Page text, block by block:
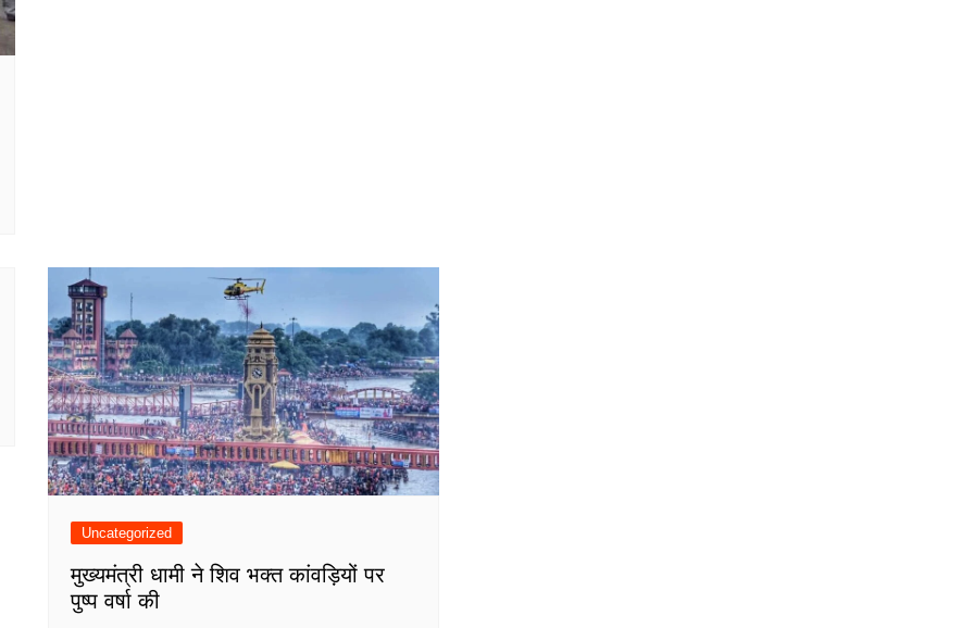
Uncategorized
मुख्यमंत्री धामी ने शिव भक्त कांवड़ियों पर
पुष्प वर्षा की